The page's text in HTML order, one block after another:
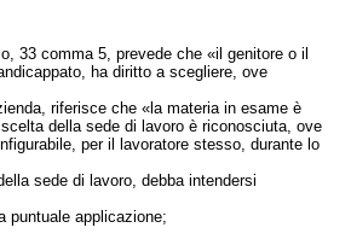
33 comma 5, prevede che «il genitore o il
ha diritto a scegliere, ove
riferisce che «la materia in esame è
della sede di lavoro è riconosciuta, ove
per il lavoratore stesso, durante lo
sede di lavoro, debba intendersi
puntuale applicazione;